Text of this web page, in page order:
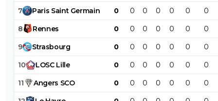
7 Paris Saint Germain 0 0 0 0 0 0 0
8 Rennes 0 0 0 0 0 0 0
9 Strasbourg 0 0 0 0 0 0 0
10 LOSC Lille 0 0 0 0 0 0 0
11 Angers SCO 0 0 0 0 0 0 0